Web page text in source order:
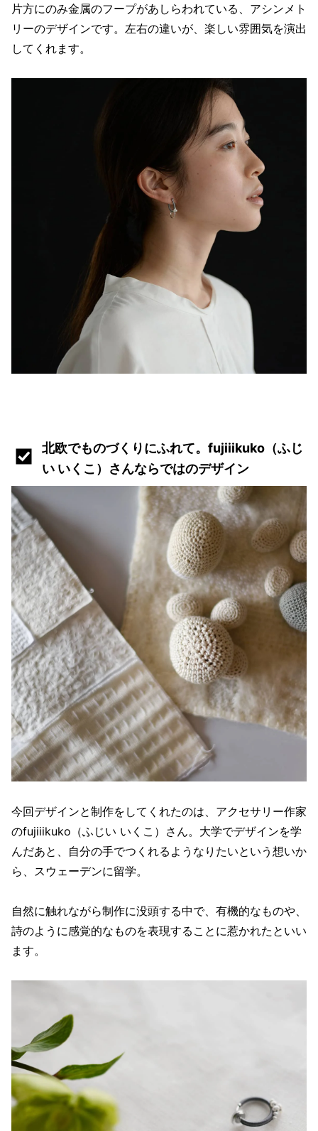
片方にのみ金属のフープがあしらわれている、アシンメト
リーのデザインです。左右の違いが、楽しい雰囲気を演出
してくれます。
北欧でものづくりにふれて。fujiiikuko（ふじ
い いくこ）さんならではのデザイン
今回デザインと制作をしてくれたのは、アクセサリー作家
のfujiiikuko（ふじい いくこ）さん。大学でデザインを学
んだあと、自分の手でつくれるようなりたいという想いか
ら、スウェーデンに留学。
自然に触れながら制作に没頭する中で、有機的なものや、
詩のように感覚的なものを表現することに惹かれたといい
ます。